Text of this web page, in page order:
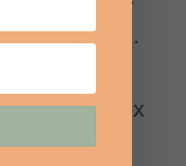
des gens.
entre deux